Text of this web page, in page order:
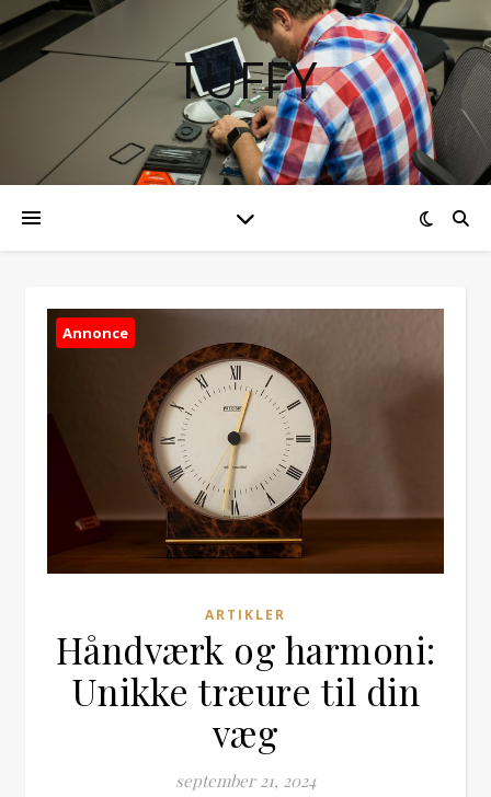
TUFFY
Annonce
ARTIKLER
Håndværk og harmoni:
Unikke træure til din
væg
september 21, 2024